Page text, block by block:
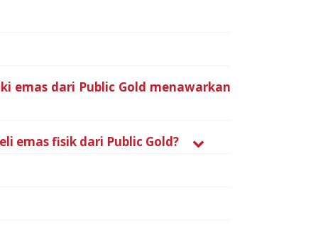
emas dari Public Gold menawarkan
emas fisik dari Public Gold?